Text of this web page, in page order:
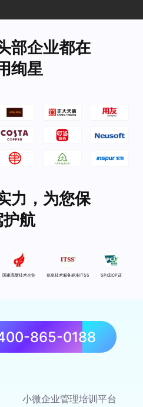
部企业都在
绚星
力，为您保
航
国家高新技术企业 信息技术服务标准ITSS SP或ICP证
865-0188
小微企业管理培训平台